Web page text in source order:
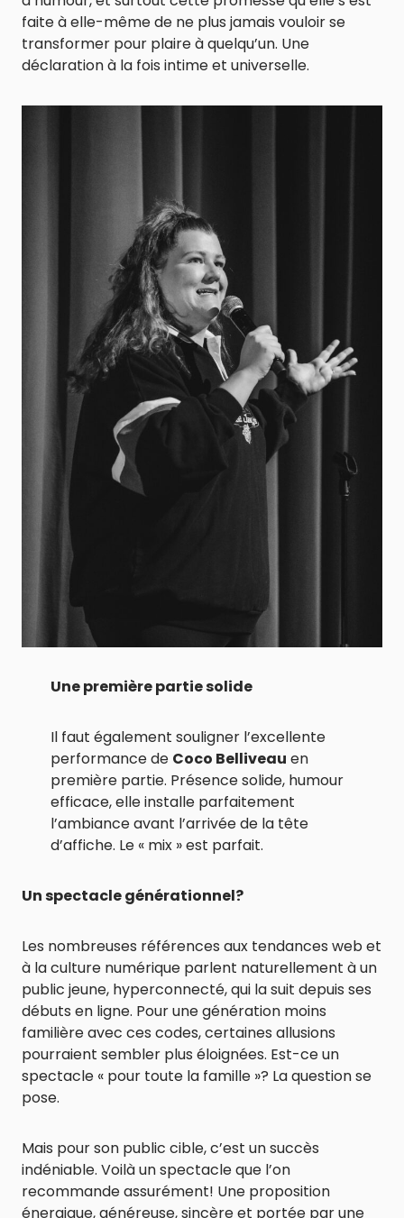
faite à elle-même de ne plus jamais vouloir se
transformer pour plaire à quelqu’un. Une
déclaration à la fois intime et universelle.
Une première partie solide
Il faut également souligner l’excellente
performance de Coco Belliveau en
première partie. Présence solide, humour
efficace, elle installe parfaitement
l’ambiance avant l’arrivée de la tête
d’affiche. Le « mix » est parfait.
Un spectacle générationnel?
Les nombreuses références aux tendances web et
à la culture numérique parlent naturellement à un
public jeune, hyperconnecté, qui la suit depuis ses
débuts en ligne. Pour une génération moins
familière avec ces codes, certaines allusions
pourraient sembler plus éloignées. Est-ce un
spectacle « pour toute la famille »? La question se
pose.
Mais pour son public cible, c’est un succès
indéniable. Voilà un spectacle que l’on
recommande assurément! Une proposition
énergique, généreuse, sincère et portée par une